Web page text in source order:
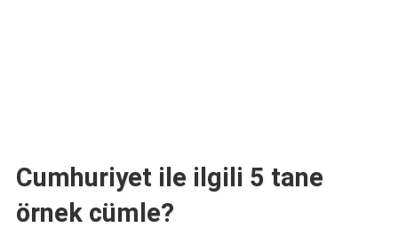
Cumhuriyet ile ilgili 5 tane
örnek cümle?